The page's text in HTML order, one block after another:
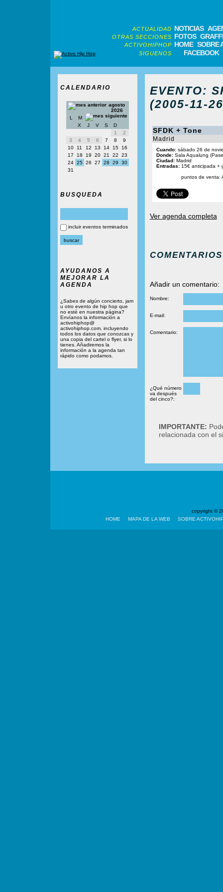
ACTUALIDAD NOTICIAS
OTRAS SECCIONES FOTOS
ACTIVOHIPHOP HOME SOBRE
SIGUENOS FACEBOOK
CALENDARIO
agosto
2026
L
M
X
J V S
D
1
2
3
4 5 6 7 8
9
10
11 12 13 14 15
16
17
18 19 20 21 22
23
24 25 26 27 28 29
30
31
BUSQUEDA
incluir eventos terminados
AYUDANOS A
MEJORAR LA
AGENDA
¿Sabes de algún concierto, jam
u otro evento de hip hop que
no esté en nuestra página?
Envíanos la información a
activohiphop@
activohiphop.com, incluyendo
todos los datos que conozcas y
una copia del cartel o flyer, si lo
tienes. Añadiremos la
información a la agenda tan
rápido como podamos.
EVENTO:
(2005-11-
SFDK + Tone
Madrid
Cuando:sábado 26 de
Donde:Sala Aqualung
Ciudad:Madrid
Entradas: 15€ anticipada +
puntos de venta:
Ver agenda completa
COMENTARIOS
Añadir un comentario:
Nombre:
E-mail:
Comentario:
¿Qué número
va después
del cinco?:
IMPORTANTE:
relacionada con el
copyright ©
HOME
MAPA DE LA WEB SOBRE